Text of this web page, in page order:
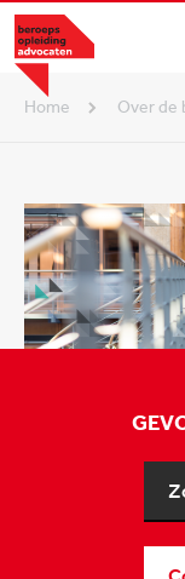
Home over de